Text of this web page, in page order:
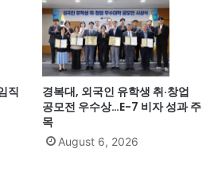
직
경복대, 외국인 유학생 취·창업
공모전 우수상…E-7 비자 성과 주
목
August 6, 2026